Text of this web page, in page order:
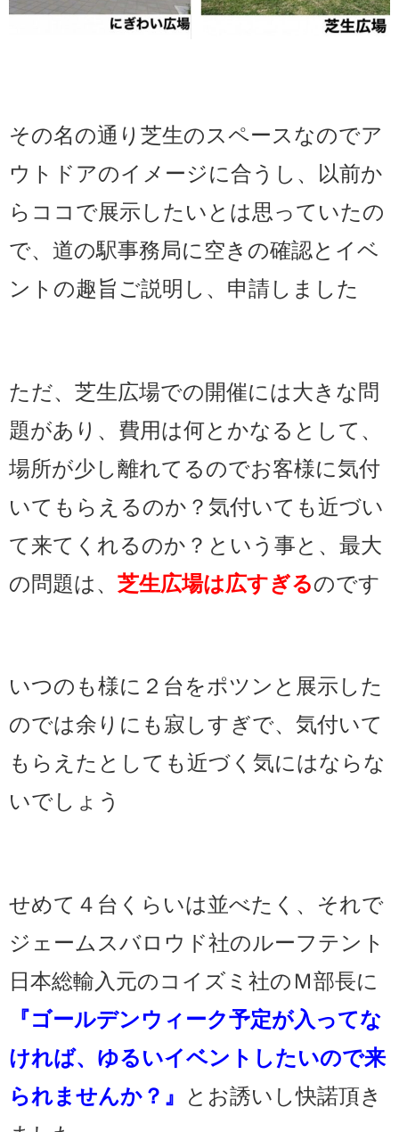
その名の通り芝生のスペースなのでア
ウトドアのイメージに合うし、以前か
らココで展示したいとは思っていたの
で、道の駅事務局に空きの確認とイベ
ントの趣旨ご説明し、申請しました
ただ、芝生広場での開催には大きな問
題があり、費用は何とかなるとして、
場所が少し離れてるのでお客様に気付
いてもらえるのか？気付いても近づい
て来てくれるのか？という事と、最大
の問題は、 芝生広場は広すぎるのです
いつのも様に２台をポツンと展示した
のでは余りにも寂しすぎで、気付いて
もらえたとしても近づく気にはならな
いでしょう
せめて４台くらいは並べたく、それで
ジェームスバロウド社のルーフテント
日本総輸入元のコイズミ社のＭ部長に
『ゴールデンウィーク予定が入ってな
ければ、ゆるいイベントしたいので来
られませんか？』
とお誘いし快諾頂き